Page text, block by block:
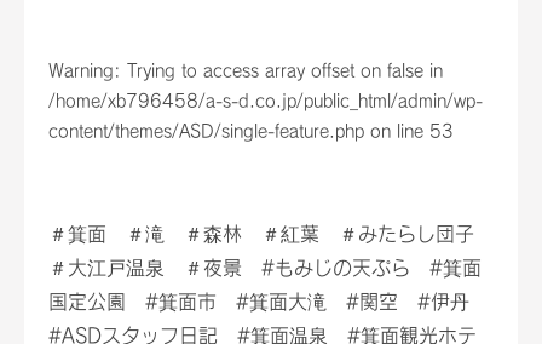
Warning : Trying to access array offset on false in
/home/xb796458/a-s-d.co.jp/public_html/admin/wp-
content/themes/ASD/single-feature.php on line 53
＃箕面 ＃滝 ＃森林 ＃紅葉 ＃みたらし団子
＃大江戸温泉 ＃夜景 #もみじの天ぷら #箕面
国定公園 #箕面市 #箕面大滝 #関空 #伊丹
#ASDスタッフ日記 #箕面温泉 #箕面観光ホテ